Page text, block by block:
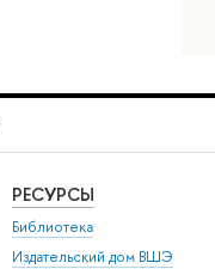
РЕСУРСЫ
Библиотека
Издательский дом ВШЭ